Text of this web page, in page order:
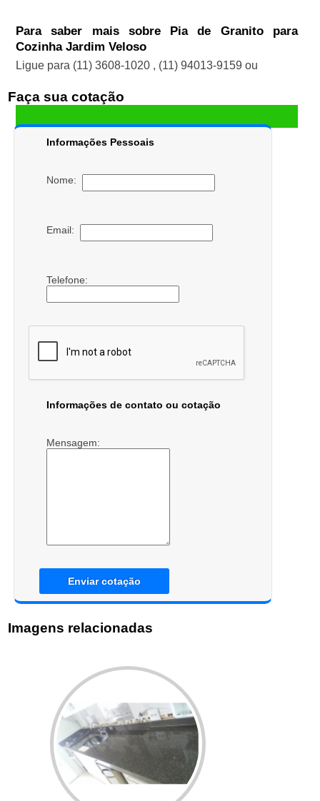
Para saber mais sobre Pia de Granito para
Cozinha Jardim Veloso
Ligue para (11) 3608-1020 , (11) 94013-9159 ou
Faça sua cotação
Informações Pessoais
Nome:
Email:
Telefone:
Informações de contato ou cotação
Mensagem:
Enviar cotação
Imagens relacionadas